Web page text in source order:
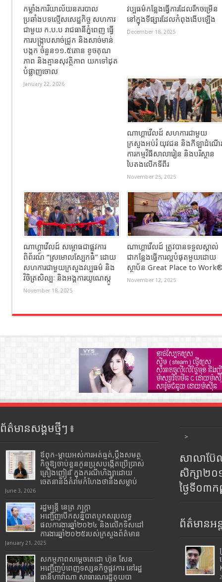
កម្លាំងការិយាល័យនគរបាល
ប្រឆាំងបទល្មើសសេដ្ឋកិច្ច សហការ
ជាមួយ ក.ប.ប រាជធានីភ្នំពេញ ធ្វើ
ការបង្ក្រាបសាច់ជ្រូក និងសាច់មាន់
បង្កក ចំនួន១១.៥តោន ខូចគុណ
ភាព និងគ្មានសុវត្ថិភាព យកទៅដុត
បំផ្លាញចោល
January 22, 2026
វប្បធម៌កន្លែងធ្វើការដែលរីកចម្រើន
នៅក្នុងទីផ្សារដែលកំពុងងើបឡើង
December 18, 2025
ណាហ្គាវើលដ៍ សហការជាមួយ
ក្រសួងអប់រំ យុវជន និងកីឡាដំណើរ
ការកម្មវិធីសាលារៀន និងបរិស្ថាន
បៃតងលើកទីពីរ
November 25, 2025
ណាហ្គាវើលដ៍ សម្ពោធជាផ្លូវការ
ពិព័រណ៍ “ស្រមោលស្បែកធំ” ដោយ
សហការជាមួយក្រសួងវប្បធម៌ និង
វិចិត្រសិល្បៈ និងអង្គការយូណេស្កូ
November 18, 2025
ណាហ្គាវើលដ៍ ត្រូវបានទទួលស្គាល់
ជាកន្លែងធ្វើការល្អបំផុតមួយដោយ
ស្ថាប័ន Great Place to
November 12, 2025
ព័ត៌មានសង្គមថ្មីៗ ៖
ឪពុក-ម្ដាយអស់ការអត់ធ្មត់,ប្ដឹងសមត្ថ
កិច្ចឱ្យចាប់ខ្លួនកូនប្រុសបង្កើតប្រើប្រាស់
គ្រឿងញៀន ក្នុងករណីហិង្សាដោយ
ចេតនានិងគំរាមកំហែងថានឹងសម្លាប់
June 3, 2026
រដ្ឋមន្រ្តី​ នេត្រ​ ភក្ត្រា​
អញ្ជើញបើកសន្និបាតបូកសរុបលទ្ធ
ផលការងារឆ្នាំ២០២៤ និងលើកទិសដៅ
ការងារឆ្នាំ២០២៥របស់​ក្រសួង​ព័ត៌មាន​
January 21, 2025
សកម្មភាពសម្តេចតេជោ ហ៊ុន សែន
អញ្ជើញបំពេញទស្សនកិច្ចផ្លូវការ នៅរដ្ឋ
ធានីហាវ៉ាណា សាធារណរដ្ឋគុយបា
>
សាលាប៊ែ
សិក្សា២
ថ្ងៃទី០៣
ព័ត៌មានអន្